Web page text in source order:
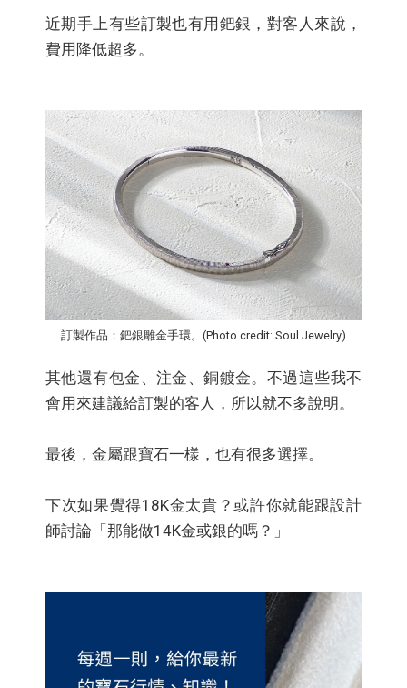
近期手上有些訂製也有用鈀銀，對客人來說，
費用降低超多。
訂製作品：鈀銀雕金手環。(Photo credit: Soul Jewelry)
其他還有包金、注金、銅鍍金。不過這些我不
會用來建議給訂製的客人，所以就不多說明。
最後，金屬跟寶石一樣，也有很多選擇。
下次如果覺得18K金太貴？或許你就能跟設計
師討論「那能做14K金或銀的嗎？」